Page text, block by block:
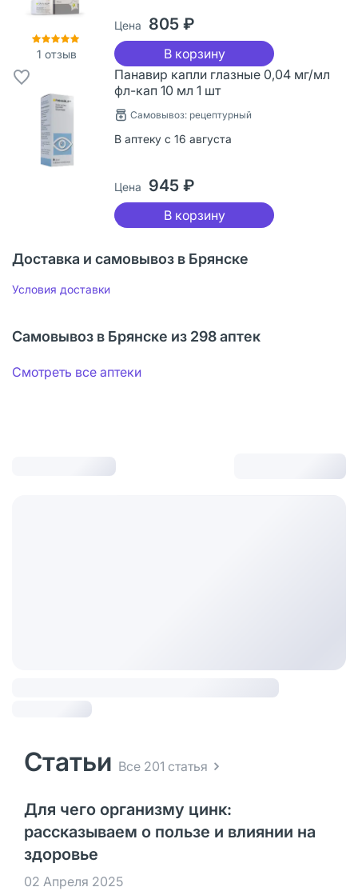
1 отзыв
Цена 805 ₽
В корзину
Панавир капли глазные 0,04 мг/мл
фл-кап 10 мл 1 шт
Самовывоз: рецептурный
В аптеку с 16 августа
Цена 945 ₽
В корзину
Доставка и самовывоз в Брянске
Условия доставки
Самовывоз в Брянске из 298 аптек
Смотреть все аптеки
Статьи Все 201 статья
Для чего организму цинк:
рассказываем о пользе и влиянии на
здоровье
02 Апреля 2025